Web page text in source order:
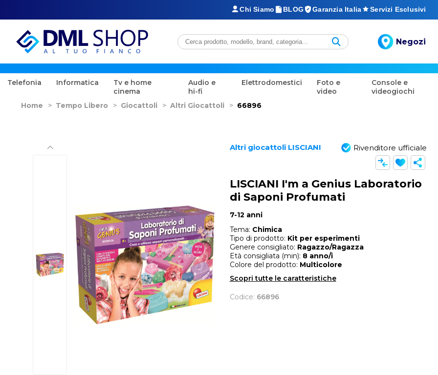
Chi Siamo BLOG Garanzia Italia Servizi Esclusivi
Negozi
Telefonia Informatica
Tv e home
cinema
Audio e
hi-fi
Elettrodomestici
Foto e
video
Console e
videogiochi
Home > Tempo Libero > Giocattoli > Altri Giocattoli > 66896
Altri giocattoli LISCIANI Rivenditore ufficiale
LISCIANI I'm a Genius Laboratorio
di Saponi Profumati
7-12 anni
Tema: Chimica
Tipo di prodotto: Kit per esperimenti
Genere consigliato: Ragazzo/Ragazza
Età consigliata (min): 8 anno/i
Colore del prodotto: Multicolore
Scopri tutte le caratteristiche
Codice: 66896